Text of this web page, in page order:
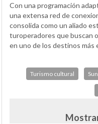
Con una programación
una extensa red de
consolida como un aliado
turoperadores que buscan
en uno de los destinos más
Turismo cultural